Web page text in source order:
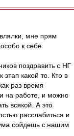
мне прям
к себе
поздравить с НГ
какой то. Кто в
раз время
на работе, и можно
всякой. А это
расслабиться и
сойдешь с нашим